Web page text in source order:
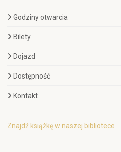
Godziny otwarcia
Bilety
Dojazd
Dostępność
Kontakt
Znajdź książkę w naszej bibliotece